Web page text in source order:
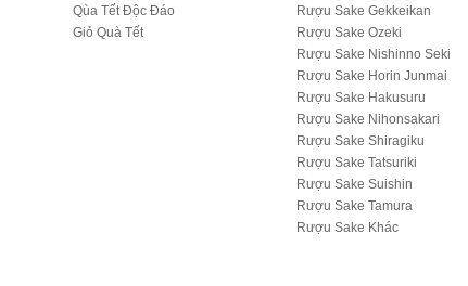
Qùa Tết Độc Đáo
Giỏ Quà Tết
Rượu Sake Gekkeikan
Rượu Sake Ozeki
Rượu Sake Nishinno Seki
Rượu Sake Horin Junmai
Rượu Sake Hakusuru
Rượu Sake Nihonsakari
Rượu Sake Shiragiku
Rượu Sake Tatsuriki
Rượu Sake Suishin
Rượu Sake Tamura
R­ượu Sake Khác